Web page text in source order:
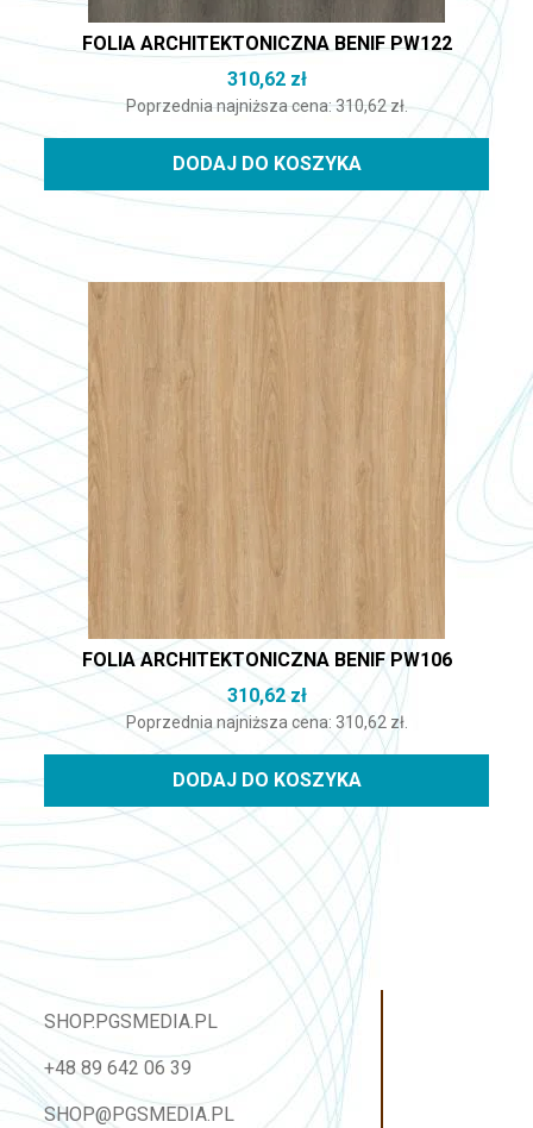
FOLIA ARCHITEKTONICZNA BENIF PW122
310,62 zł
Poprzednia najniższa cena:310,62 zł.
DODAJ DO KOSZYKA
FOLIA ARCHITEKTONICZNA BENIF PW106
310,62 zł
Poprzednia najniższa cena: 310,62 zł.
DODAJ DO KOSZYKA
SHOP.PGSMEDIA.PL
+48 89 642 06 39
SHOP@PGSMEDIA.PL